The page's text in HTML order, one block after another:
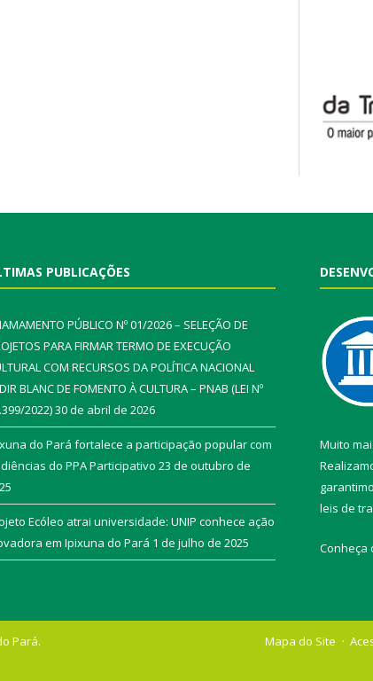
PUBLICAÇÕES
PÚBLICO Nº 01/2026 – SELEÇÃO DE
PARA FIRMAR TERMO DE EXECUÇÃO
COM RECURSOS DA POLÍTICA NACIONAL
BLANC DE FOMENTO À CULTURA – PNAB (LEI Nº
2022)30 de abril de 2026
do Pará fortalece a participação popular com
do PPA Participativo 23 de outubro de
Ecóleo atrai universidade: UNIP conhece ação
em Ipixuna do Pará 1 de julho de 2025
Muito
leis de
Conheça
Pará. Mapa do Site